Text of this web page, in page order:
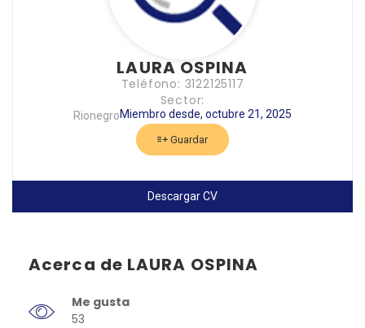
LAURA OSPINA
Teléfono: 3122125117
Sector:
RionegroMiembro desde, octubre 21, 2025
Guardar
Descargar CV
Acerca de LAURA OSPINA
Me gusta
53